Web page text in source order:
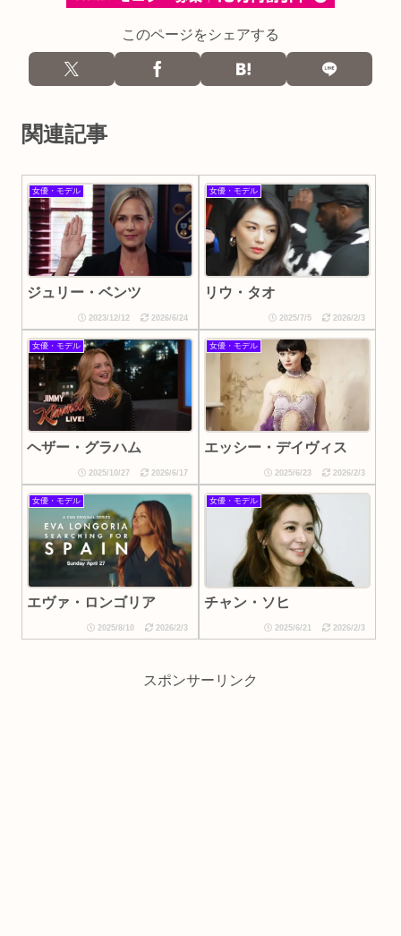
このページをシェアする
関連記事
女優・モデル
ジュリー・ベンツ
2023/12/12 2026/6/24
女優・モデル
リウ・タオ
2025/7/5 2026/2/3
女優・モデル
ヘザー・グラハム
2025/10/27 2026/6/17
女優・モデル
エッシー・デイヴィス
2025/6/23 2026/2/3
女優・モデル
エヴァ・ロンゴリア
2025/8/10 2026/2/3
女優・モデル
チャン・ソヒ
2025/6/21 2026/2/3
スポンサーリンク